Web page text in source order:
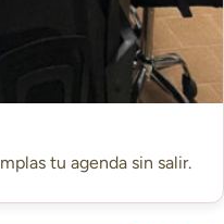
tu agenda sin salir.